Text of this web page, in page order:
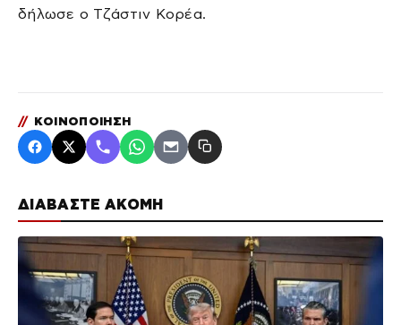
ΔΙΑΒΑΣΤΕ ΑΚΟΜΗ
δήλωσε ο Τζάστιν Κορέα.
// ΚΟΙΝΟΠΟΙΗΣΗ